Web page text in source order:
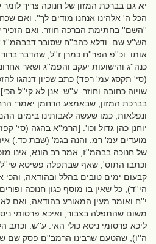
יא גם בברכת המזון של חנוכה צריך
הכל ה' אלהינו אנחנו מודים לך''. ואם
''השם'' בחתימת הברכה חוזר. ואם הזכיר
הש''ע שם. ודלא כהב''ח שסובר דבבהמ''ז
אותו. וכ''פ הפר''ח כמרן ז''ל, שהדבר ברור
כנה''ג והישועות יעקב והפמ''ג ושאר
(סי' תקסג עמ' רפד) כתב שכיון דנהגו
שויוה כחובה וחוזר. ע''ש. אנן לא קי''ל
בברכת המזון, שבאמצע הרחמן יאמר:
ונפלאות, כמו שעשה לאבותינו בימים
יוחנן כהן גדול וכו'. [הרמ''א בהגה (סי'
מועדים עמ' רמ. והנה בגמ' (שבת כד.)
של חנוכה בבהמ''ז, אמר רב הונא, אינו
וכתבו התוס', שאף שבתפלה פשיטא
קבעום ימים טובים בהלל ובהודאה,
הי''ד), כל שאין בו מוסף כגון חנוכה
י''ח ואומר מעין המאורע בהודאה, ואם
משום שהתפלה בצבור, ואיכא פרסומי
ליכא פרסומי ניסא כולי האי. ע''ש.
ה''ו), שהטעם שרבינו הרמב''ם פסק שם